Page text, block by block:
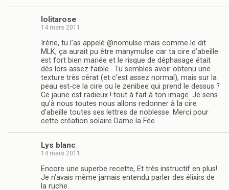
lolitarose
14 mars 2011
Irène, tu l’as appelé @nomulse mais comme le dit
MLK, ça aurait pu être manymulse car ta cire d’abeille
est fort bien mariée et le risque de déphasage était
dès lors assez faible. Tu sembles avoir obtenu une
texture très cérat (et c’est assez normal), mais sur la
peau est-ce la cire ou le zenibee qui prend le dessus ?
Ce jaune est radieux ! tout à fait à ton image. Je sens
qu’à nous toutes nous allons redonner à la cire
d’abeille toutes ses lettres de noblesse. Merci pour
cette création solaire Dame la Fée.
Lys blanc
14 mars 2011
Encore une superbe recette, Et très instructif en plus!
Je n’avais même jamais entendu parler des élixirs de
la ruche.